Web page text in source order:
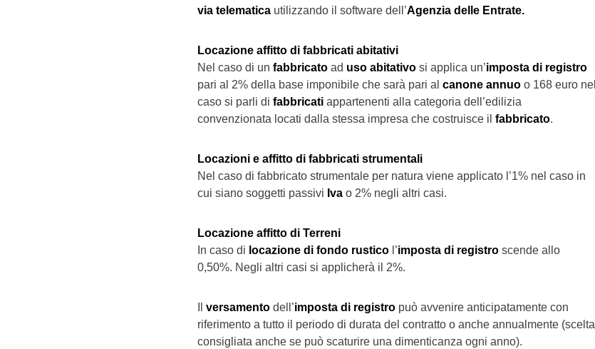
via telematica utilizzando il software dell’Agenzia delle Entrate.
Locazione affitto di fabbricati abitativi
Nel caso di un fabbricato ad uso abitativo si applica un’imposta di registro
pari al 2% della base imponibile che sarà pari al canone annuo o 168 euro nel
caso si parli di fabbricati appartenenti alla categoria dell’edilizia
convenzionata locati dalla stessa impresa che costruisce il fabbricato.
Locazioni e affitto di fabbricati strumentali
Nel caso di fabbricato strumentale per natura viene applicato l’1% nel caso in
cui siano soggetti passivi Iva o 2% negli altri casi.
Locazione affitto di Terreni
In caso di locazione di fondo rustico l’imposta di registro scende allo
0,50%. Negli altri casi si applicherà il 2%.
versamento dell’imposta di registro può avvenire anticipatamente con
riferimento a tutto il periodo di durata del contratto o anche annualmente (scelta
consigliata anche se può scaturire una dimenticanza ogni anno).